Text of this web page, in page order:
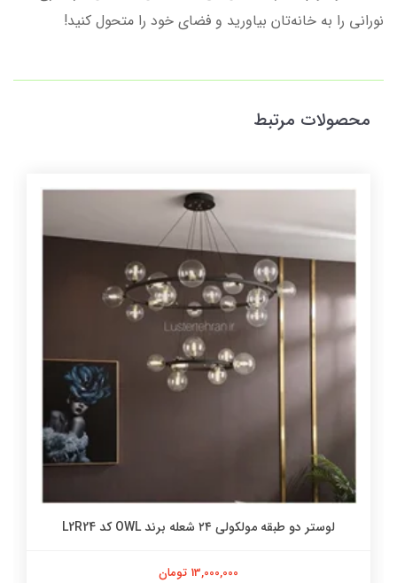
نورانی را به خانه‌تان بیاورید و فضای خود را متحول کنید!
محصولات مرتبط
لوستر دو طبقه مولکولی ۲۴ شعله برند OWL کد L2R24
13,000,000 تومان